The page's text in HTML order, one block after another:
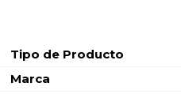
Características
Tipo de Producto
Marca